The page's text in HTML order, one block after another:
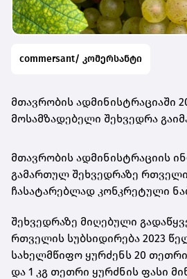
commersant/ კომერსანტი
მთავრობის ადმინისტრაციაში
მოსამზადებელი შეხვედრა
მთავრობის ადმინისტრაციის
გამართულ შეხვედრაზე
ჩასატარებლად კონკრეტული
შეხვედრაზე მიღებული
რთველის სუბსიდირება 2023
სახელმწიფო ყურძენს 20
და 1 კგ თეთრი ყურძნის ფასი